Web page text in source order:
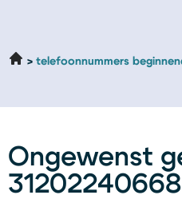
telefoonnummers
Ongewenst